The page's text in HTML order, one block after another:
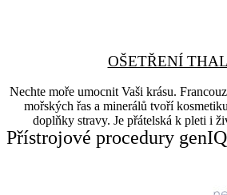
OŠETŘENÍ
Nechte moře umocnit Vaši krásu.
mořských řas a minerálů tvoří
doplňky stravy. Je přátelská k pleti i
Přístrojové procedury genIQ